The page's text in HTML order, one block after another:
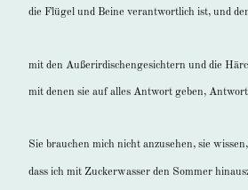
die Flügel und Beine verantwortlich ist, und
mit den Außerirdischengesichtern und die
mit denen sie auf alles Antwort geben,
Sie brauchen mich nicht anzusehen, sie wissen,
dass ich mit Zuckerwasser den Sommer